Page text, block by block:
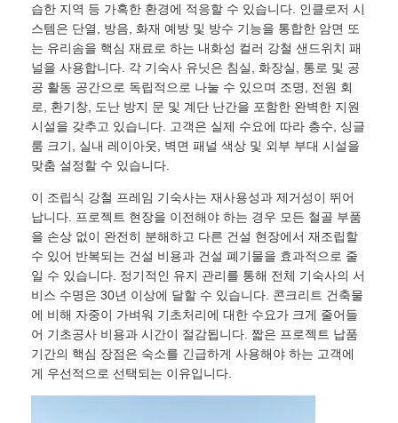
우리 에 관한 것
공장 투어
품질 관리
저희와 연락
뉴스
사건
블로그
습한 지역 등 가혹한 환경에 적응할 수 있습니다. 인클로저 시
스템은 단열, 방음, 화재 예방 및 방수 기능을 통합한 암면 또
는 유리솜을 핵심 재료로 하는 내화성 컬러 강철 샌드위치 패
널을 사용합니다. 각 기숙사 유닛은 침실, 화장실, 통로 및 공
공 활동 공간으로 독립적으로 나눌 수 있으며 조명, 전원 회
로, 환기창, 도난 방지 문 및 계단 난간을 포함한 완벽한 지원
시설을 갖추고 있습니다. 고객은 실제 수요에 따라 층수, 싱글
룸 크기, 실내 레이아웃, 벽면 패널 색상 및 외부 부대 시설을
맞춤 설정할 수 있습니다.
이 조립식 강철 프레임 기숙사는 재사용성과 제거성이 뛰어
납니다. 프로젝트 현장을 이전해야 하는 경우 모든 철골 부품
을 손상 없이 완전히 분해하고 다른 건설 현장에서 재조립할
수 있어 반복되는 건설 비용과 건설 폐기물을 효과적으로 줄
일 수 있습니다. 정기적인 유지 관리를 통해 전체 기숙사의 서
비스 수명은 30년 이상에 달할 수 있습니다. 콘크리트 건축물
에 비해 자중이 가벼워 기초처리에 대한 수요가 크게 줄어들
어 기초공사 비용과 시간이 절감됩니다. 짧은 프로젝트 납품
기간의 핵심 장점은 숙소를 긴급하게 사용해야 하는 고객에
게 우선적으로 선택되는 이유입니다.